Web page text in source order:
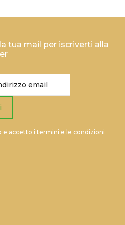
tua mail per iscriverti alla
e accetto i termini e le condizioni